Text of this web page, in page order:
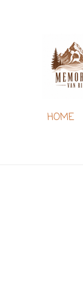
hoofdinhoud
HOME